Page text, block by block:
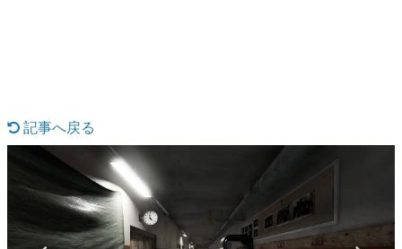
具体的な形から解き明かしていく、硬派で骨太な評論連載
です。
ゲームが変えた日本語
「経験値」「裏技」「ラスボス」… ゲームにまつわる言葉
の起源や用法の変遷を、コンピューター文化史研究家・タ
イニーP氏が徹底調査。
記事へ戻る